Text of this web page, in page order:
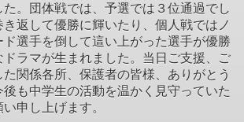
。団体戦では、予選では３位通過でし
返して優勝に輝いたり、個人戦ではノ
選手を倒して這い上がった選手が優勝
ラマが生まれました。当日ご支援、ご
関係各所、保護者の皆様、ありがとう
後も中学生の活動を温かく見守っていた
申し上げます。